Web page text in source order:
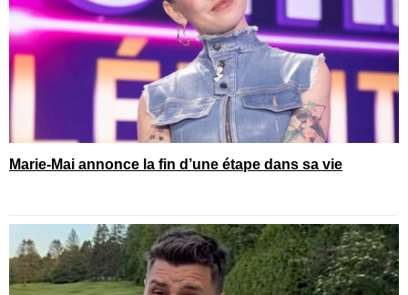
Marie-Mai annonce la fin d’une étape dans sa vie